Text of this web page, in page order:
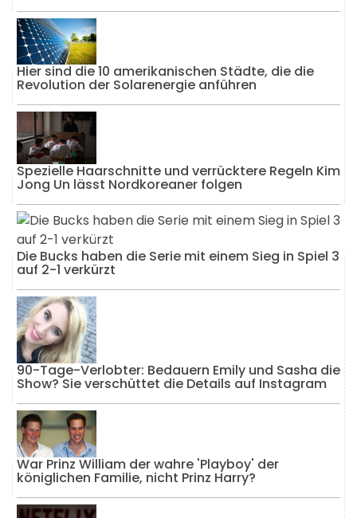
Hier sind die 10 amerikanischen Städte, die die
Revolution der Solarenergie anführen
Spezielle Haarschnitte und verrücktere Regeln Kim
Jong Un lässt Nordkoreaner folgen
Die Bucks haben die Serie mit einem Sieg in Spiel 3
auf 2-1 verkürzt
90-Tage-Verlobter: Bedauern Emily und Sasha die
Show? Sie verschüttet die Details auf Instagram
War Prinz William der wahre 'Playboy' der
königlichen Familie, nicht Prinz Harry?